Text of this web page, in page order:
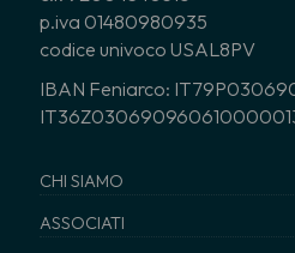
p.iva 01480980935
codice univoco USAL8PV
IBAN Feniarco:
CHI SIAMO
ASSOCIATI